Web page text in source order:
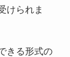
けられま
きる形式の